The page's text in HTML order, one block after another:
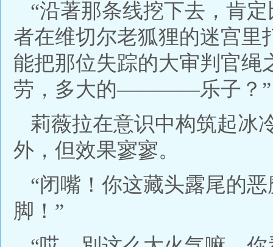
“沿著那条线挖下去，肯
者在维切尔老狐狸的迷宫
能把那位失踪的大审判官绳
劳，多大的————乐子？”
莉薇拉在意识中构筑起冰
外，但效果寥寥。
“闭嘴！你这藏头露尾的
脚！”